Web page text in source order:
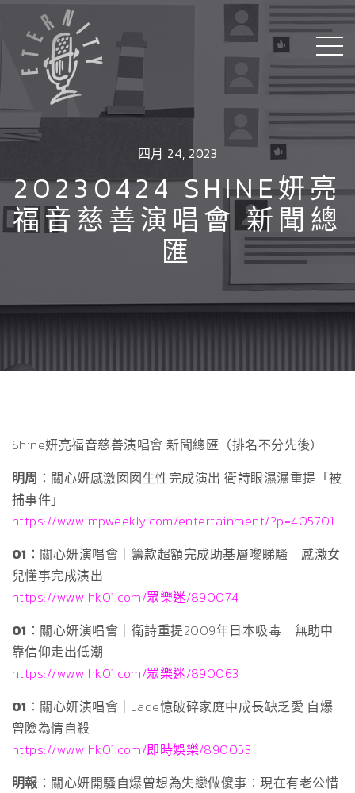
四月 24, 2023
20230424 SHINE妍亮
福音慈善演唱會 新聞總
匯
Shine妍亮福音慈善演唱會 新聞總匯（排名不分先後）
明周 ：關心妍感激囡囡生性完成演出 衛詩眼濕濕重提「被
捕事件」
https://www.mpweekly.com/entertainment/?p=405701
01 ：關心妍演唱會｜籌款超額完成助基層嚟睇騷 感激女
兒懂事完成演出
https://www.hk01.com/眾樂迷/890074
01 ：關心妍演唱會｜衛詩重提2009年日本吸毒 無助中
靠信仰走出低潮
https://www.hk01.com/眾樂迷/890063
01 ：關心妍演唱會｜Jade憶破碎家庭中成長缺乏愛 自爆
曾險為情自殺
https://www.hk01.com/即時娛樂/890053
明報：關心妍開騷自爆曾想為失戀做傻事︰現在有老公惜